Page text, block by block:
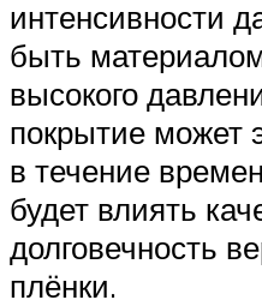
интенсивности
быть
высокого
покрытие может
в течение
будет влиять
долговечность
плёнки.